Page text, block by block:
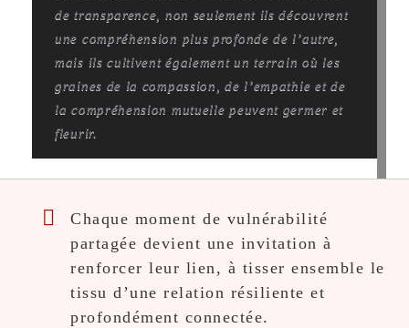
de transparence, non seulement ils découvrent
une compréhension plus profonde de l’autre,
mais ils cultivent également un terrain où les
graines de la compassion, de l’empathie et de
la compréhension mutuelle peuvent germer et
fleurir.
Chaque moment de vulnérabilité
partagée devient une invitation à
renforcer leur lien, à tisser ensemble le
tissu d’une relation résiliente et
profondément connectée.